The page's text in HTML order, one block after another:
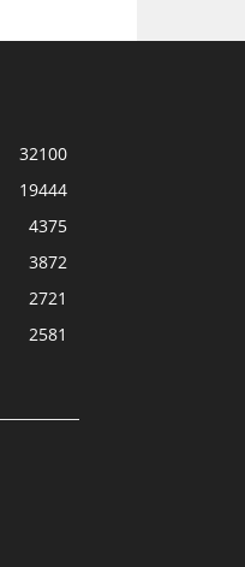
32100
19444
4375
3872
2721
2581